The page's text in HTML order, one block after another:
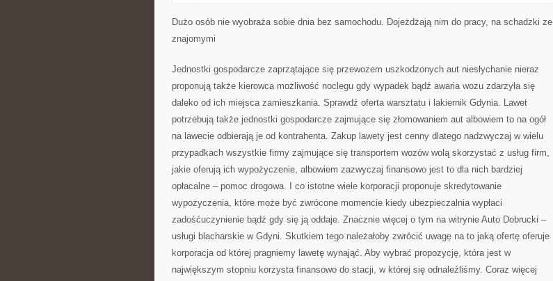
LOKALNYM
CZY
W
ODKRYĆ
Dużo osób nie wyobraża sobie dnia bez samochodu. Dojeżdżają nim do pracy, na schadzki ze
znajomymi
Jednostki gospodarcze zaprzątające się przewozem uszkodzonych aut niesłychanie nieraz
proponują także kierowca możliwość noclegu gdy wypadek bądź awaria wozu zdarzyła się
daleko od ich miejsca zamieszkania. Sprawdź oferta warsztatu i lakiernik Gdynia. Lawet
potrzebują także jednostki gospodarcze zajmujące się złomowaniem aut albowiem to na ogół
na lawecie odbierają je od kontrahenta. Zakup lawety jest cenny dlatego nadzwyczaj w wielu
przypadkach wszystkie firmy zajmujące się transportem wozów wolą skorzystać z usług firm,
jakie oferują ich wypożyczenie, albowiem zazwyczaj finansowo jest to dla nich bardziej
opłacalne – pomoc drogowa. I co istotne wiele korporacji proponuje skredytowanie
wypożyczenia, które może być zwrócone momencie kiedy ubezpieczalnia wypłaci
zadośćuczynienie bądź gdy się ją oddaje. Znacznie więcej o tym na witrynie Auto Dobrucki –
usługi blacharskie w Gdyni. Skutkiem tego należałoby zwrócić uwagę na to jaką ofertę oferuje
korporacja od której pragniemy lawetę wynająć. Aby wybrać propozycję, która jest w
największym stopniu korzysta finansowo do stacji, w której się odnaleźliśmy. Coraz więcej